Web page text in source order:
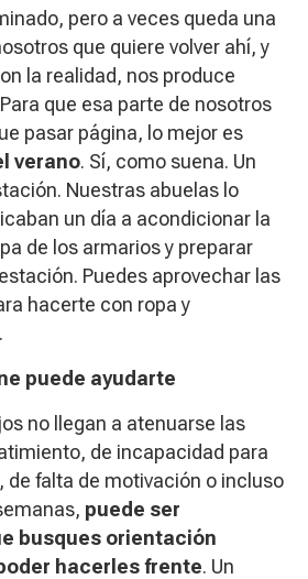
pero a veces queda una
que quiere volver ahí, y
la realidad, nos produce
que esa parte de nosotros
pasar página, lo mejor es
verano. Sí, como suena. Un
Nuestras abuelas lo
un día a acondicionar la
de los armarios y preparar
Puedes aprovechar las
hacerte con ropa y
puede ayudarte
no llegan a atenuarse las
de incapacidad para
de falta de motivación o incluso
puede ser
busques orientación
hacerles frente. Un